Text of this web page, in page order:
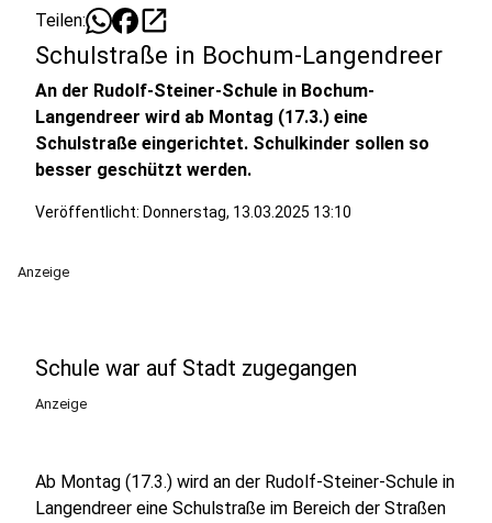
Teilen: open_in_new
Schulstraße in Bochum-Langendreer
An der Rudolf-Steiner-Schule in Bochum-
Langendreer wird ab Montag (17.3.) eine
Schulstraße eingerichtet. Schulkinder sollen so
besser geschützt werden.
Veröffentlicht: Donnerstag, 13.03.2025 13:10
Anzeige
Schule war auf Stadt zugegangen
Anzeige
Ab Montag (17.3.) wird an der Rudolf-Steiner-Schule in
Langendreer eine Schulstraße im Bereich der Straßen